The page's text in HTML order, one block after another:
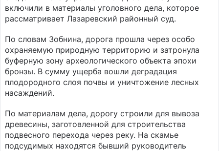
включили в материалы уголовного дела, которое
рассматривает Лазаревский районный суд.
По словам Зобнина, дорога прошла через особо
охраняемую природную территорию и затронула
буферную зону археологического объекта эпохи
бронзы. В сумму ущерба вошли деградация
плодородного слоя почвы и уничтожение лесных
насаждений.
По материалам дела, дорогу строили для вывоза
древесины, заготовленной для строительства
подвесного перехода через реку. На скамье
подсудимых находятся бывший руководитель